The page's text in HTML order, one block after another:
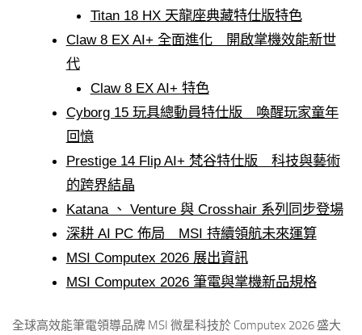
Titan 18 HX 天龍座典藏特仕版特色
Claw 8 EX AI+ 全面進化 開啟掌機效能新世
代
Claw 8 EX AI+ 特色
Cyborg 15 玩具總動員特仕版 喚醒玩家童年
回憶
Prestige 14 Flip AI+ 梵谷特仕版 科技與藝術
的跨界結晶
Katana 、 Venture 與 Crosshair 系列同步登場
深耕 AI PC 佈局 MSI 持續領航未來運算
MSI Computex 2026 展出資訊
MSI Computex 2026 筆電與掌機新品規格
全球高效能筆電領導品牌 MSI 微星科技於 Computex 2026 盛大